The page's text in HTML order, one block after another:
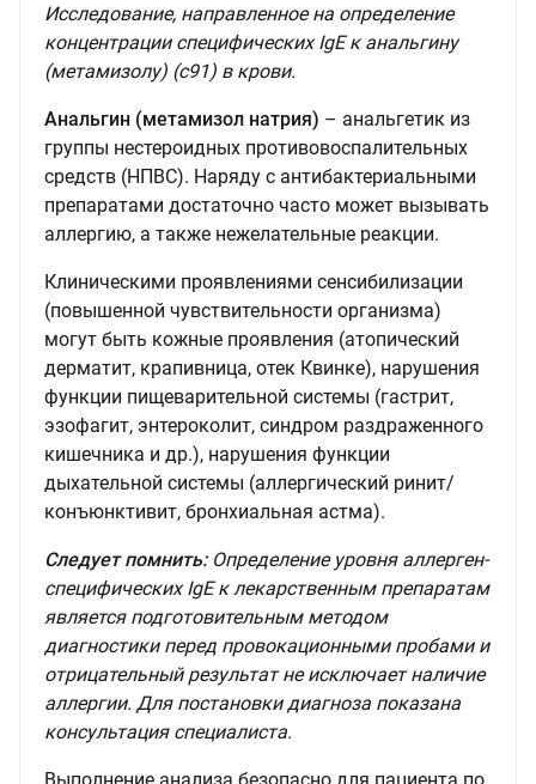
Исследование, направленное на определение
концентрации специфических IgE к анальгину
(метамизолу) (с91) в крови.
Анальгин (метамизол натрия) – анальгетик из
группы нестероидных противовоспалительных
средств (НПВС). Наряду с антибактериальными
препаратами достаточно часто может вызывать
аллергию, а также нежелательные реакции.
Клиническими проявлениями сенсибилизации
(повышенной чувствительности организма)
могут быть кожные проявления (атопический
дерматит, крапивница, отек Квинке), нарушения
функции пищеварительной системы (гастрит,
эзофагит, энтероколит, синдром раздраженного
кишечника и др.), нарушения функции
дыхательной системы (аллергический ринит/
конъюнктивит, бронхиальная астма).
Следует помнить: Определение уровня аллерген-
специфических IgE к лекарственным препаратам
является подготовительным методом
диагностики перед провокационными пробами и
отрицательный результат не исключает наличие
аллергии. Для постановки диагноза показана
консультация специалиста.